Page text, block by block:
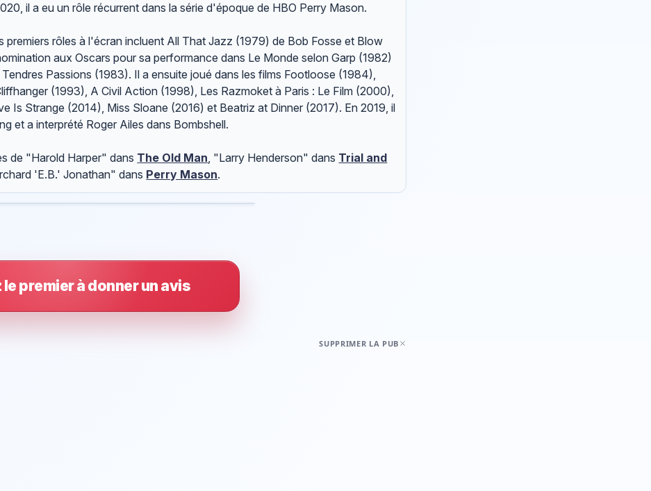
il a eu un rôle récurrent dans la série d'époque de HBO Perry Mason.
premiers rôles à l'écran incluent All That Jazz (1979) de Bob Fosse et Blow
aux Oscars pour sa performance dans Le Monde selon Garp (1982)
Passions (1983). Il a ensuite joué dans les films Footloose (1984),
(1993), A Civil Action (1998), Les Razmoket à Paris : Le Film (2000),
Is Strange (2014), Miss Sloane (2016) et Beatriz at Dinner (2017). En 2019, il
et a interprété Roger Ailes dans Bombshell.
de "Harold Harper" dans The Old Man, "Larry Henderson" dans Trial and
'E.B.' Jonathan" dans Perry Mason.
le premier à donner un avis
SUPPRIMER LA PUB